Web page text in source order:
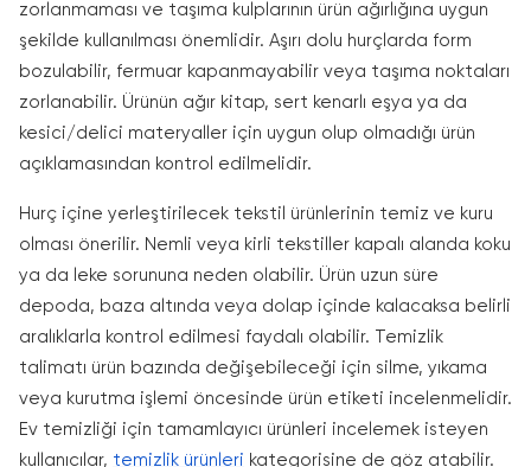
zorlanmaması ve taşıma kulplarının ürün ağırlığına uygun
şekilde kullanılması önemlidir. Aşırı dolu hurçlarda form
bozulabilir, fermuar kapanmayabilir veya taşıma noktaları
zorlanabilir. Ürünün ağır kitap, sert kenarlı eşya ya da
kesici/delici materyaller için uygun olup olmadığı ürün
açıklamasından kontrol edilmelidir.
Hurç içine yerleştirilecek tekstil ürünlerinin temiz ve kuru
olması önerilir. Nemli veya kirli tekstiller kapalı alanda koku
ya da leke sorununa neden olabilir. Ürün uzun süre
depoda, baza altında veya dolap içinde kalacaksa belirli
aralıklarla kontrol edilmesi faydalı olabilir. Temizlik
talimatı ürün bazında değişebileceği için silme, yıkama
veya kurutma işlemi öncesinde ürün etiketi incelenmelidir.
Ev temizliği için tamamlayıcı ürünleri incelemek isteyen
kullanıcılar, temizlik ürünleri kategorisine de göz atabilir.